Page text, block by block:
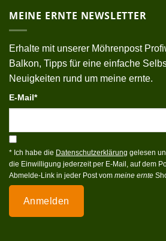
MEINE ERNTE NEWSLETTER
Erhalte mit unserer Möhrenpost
Balkon, Tipps für eine einfache
Neuigkeiten rund um meine ernte.
E-Mail*
* Ich habe die Datenschutzerklärung gelesen
die Einwilligung jederzeit per E-Mail, auf dem
Abmelde-Link in jeder Post vom meine ernte
Anmelden